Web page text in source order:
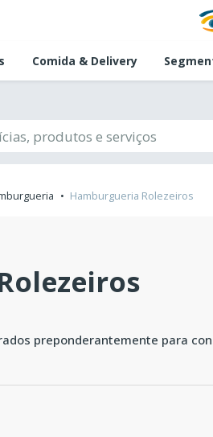
Comida & Delivery
Hamburgueria Rolezeiros
preponderantemente para